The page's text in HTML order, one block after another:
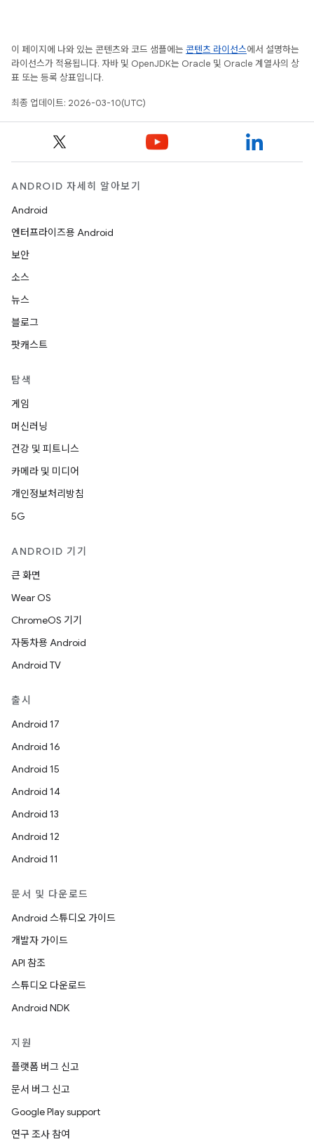
이 페이지에 나와 있는 콘텐츠와 코드 샘플에는 콘텐츠 라이선스에서 설명하는
라이선스가 적용됩니다. 자바 및 OpenJDK는 Oracle 및 Oracle 계열사의 상
표 또는 등록 상표입니다.
최종 업데이트: 2026-03-10(UTC)
ANDROID 자세히 알아보기
Android
엔터프라이즈용 Android
보안
소스
뉴스
블로그
팟캐스트
탐색
게임
머신러닝
건강 및 피트니스
카메라 및 미디어
개인정보처리방침
5G
ANDROID 기기
큰 화면
Wear OS
ChromeOS 기기
자동차용 Android
Android TV
출시
Android 17
Android 16
Android 15
Android 14
Android 13
Android 12
Android 11
문서 및 다운로드
Android 스튜디오 가이드
개발자 가이드
API 참조
스튜디오 다운로드
Android NDK
지원
플랫폼 버그 신고
문서 버그 신고
Google Play support
연구 조사 참여